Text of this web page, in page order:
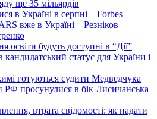
ще 35 мільярдів
в Україні в серпні – Forbes
вже в Україні – Резніков
будуть доступні в “Дії”
статус для України і
готуються судити Медведчука
РФ просунулися в бік Лисичанська
втрата свідомості: як надати